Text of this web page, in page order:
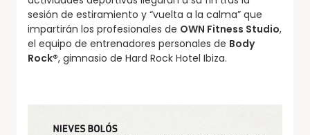
sesión de estiramiento y “vuelta a la calma” que
impartirán los profesionales de OWN Fitness Studio,
el equipo de entrenadores personales de Body
Rock®, gimnasio de Hard Rock Hotel Ibiza.